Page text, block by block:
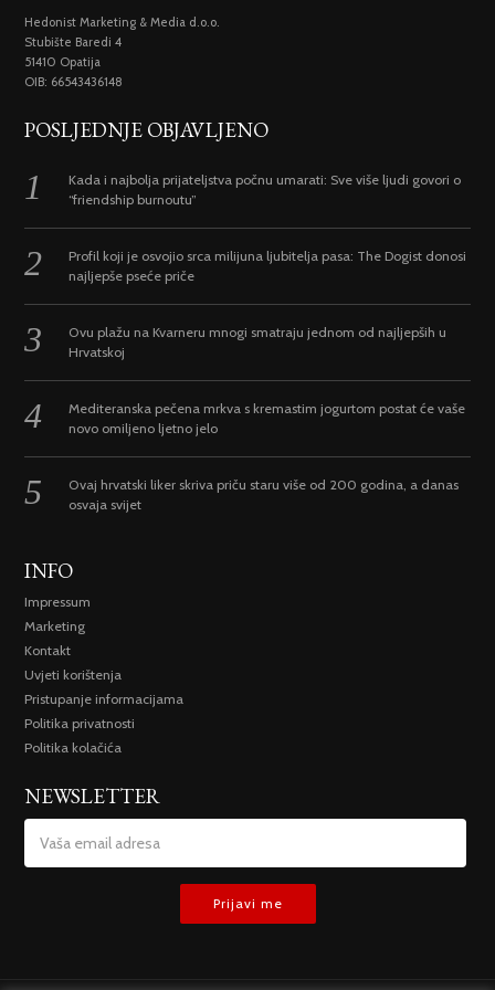
Hedonist Marketing & Media d.o.o.
Stubište Baredi 4
51410 Opatija
OIB: 66543436148
POSLJEDNJE OBJAVLJENO
Kada i najbolja prijateljstva počnu umarati: Sve više ljudi govori o
“friendship burnoutu”
Profil koji je osvojio srca milijuna ljubitelja pasa: The Dogist donosi
najljepše pseće priče
Ovu plažu na Kvarneru mnogi smatraju jednom od najljepših u
Hrvatskoj
Mediteranska pečena mrkva s kremastim jogurtom postat će vaše
novo omiljeno ljetno jelo
Ovaj hrvatski liker skriva priču staru više od 200 godina, a danas
osvaja svijet
INFO
Impressum
Marketing
Kontakt
Uvjeti korištenja
Pristupanje informacijama
Politika privatnosti
Politika kolačića
NEWSLETTER